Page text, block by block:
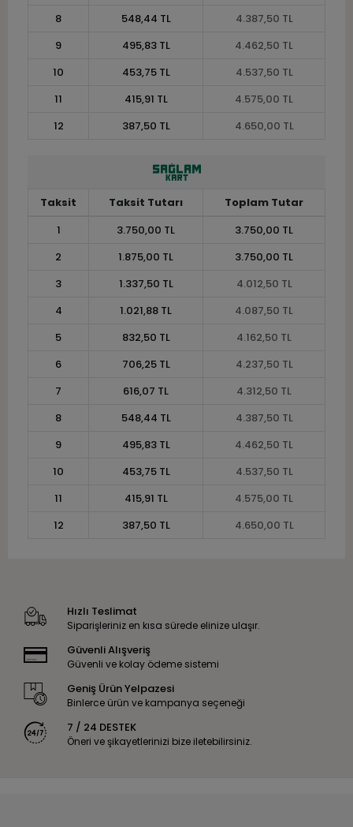
8
548,44 TL
4.387,50 TL
9
495,83 TL
4.462,50 TL
10
453,75 TL
4.537,50 TL
11
415,91 TL
4.575,00 TL
12
387,50 TL 4.650,00 TL
Taksit Taksit Tutarı
Toplam Tutar
1
3.750,00 TL
3.750,00 TL
2
1.875,00 TL
3.750,00 TL
3
1.337,50 TL
4.012,50 TL
4
1.021,88 TL
4.087,50 TL
5
832,50 TL
4.162,50 TL
6
706,25 TL
4.237,50 TL
7
616,07 TL
4.312,50 TL
8
548,44 TL
4.387,50 TL
9
495,83 TL
4.462,50 TL
10
453,75 TL
4.537,50 TL
11
415,91 TL
4.575,00 TL
12
387,50 TL 4.650,00 TL
Hızlı Teslimat
Siparişleriniz en kısa sürede elinize ulaşır.
Güvenli Alışveriş
Güvenli ve kolay ödeme sistemi
Geniş Ürün Yelpazesi
Binlerce ürün ve kampanya seçeneği
7 / 24 DESTEK
Öneri ve şikayetlerinizi bize iletebilirsiniz.